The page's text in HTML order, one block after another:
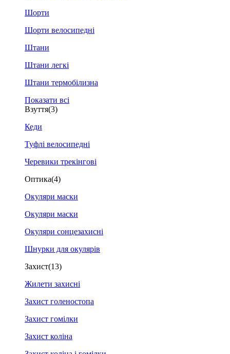
Шорти
Шорти велосипедні
Штани
Штани легкі
Штани термобілизна
Показати всі
Взуття(3)
Кеди
Туфлі велосипедні
Черевики трекінгові
Оптика(4)
Окуляри маски
Окуляри маски
Окуляри сонцезахисні
Шнурки для окулярів
Захист(13)
Жилети захисні
Захист голеностопа
Захист гомілки
Захист коліна